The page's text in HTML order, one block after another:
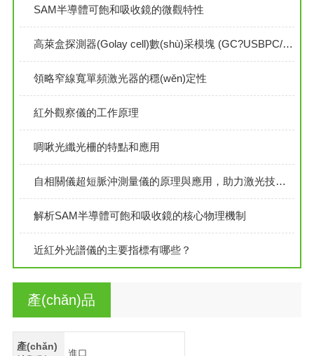
SAM半導體可飽和吸收鏡的微觀特性
高萊盒探測器(Golay cell)數(shù)采模塊 (GC?USBPC/1)軟件操作教程
領略窄線寬單頻激光器的穩(wěn)定性
紅外觀察儀的工作原理
啁啾光纖光柵的特點和應用
自相關儀超短脈沖測量儀的原理與應用，助力激光技術的新突破
解析SAM半導體可飽和吸收鏡的核心物理機制
近紅外光譜儀的主要指標有哪些？
產(chǎn)品
簡介
產(chǎn)
進口